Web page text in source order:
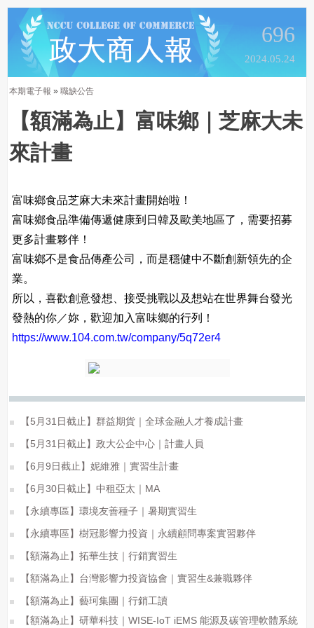
696
2024.05.24
本期電子報 » 職缺公告
【額滿為止】富味鄉｜芝麻大未
來計畫
富味鄉食品芝麻大未來計畫開始啦！
富味鄉食品準備傳遞健康到日韓及歐美地區了，需要招募
更多計畫夥伴！
富味鄉不是食品傳產公司，而是穩健中不斷創新領先的企
業。
所以，喜歡創意發想、接受挑戰以及想站在世界舞台發光
發熱的你／妳，歡迎加入富味鄉的行列！
https://www.104.com.tw/company/5q72er4
【5月31日截止】群益期貨｜全球金融人才養成計畫
【5月31日截止】政大公企中心｜計畫人員
【6月9日截止】妮維雅｜實習生計畫
【6月30日截止】中租亞太｜MA
【永續專區】環境友善種子｜暑期實習生
【永續專區】樹冠影響力投資｜永續顧問專案實習夥伴
【額滿為止】拓華生技｜行銷實習生
【額滿為止】台灣影響力投資協會｜實習生&兼職夥伴
【額滿為止】藝珂集團｜行銷工讀
【額滿為止】研華科技｜WISE-IoT iEMS 能源及碳管理軟體系統